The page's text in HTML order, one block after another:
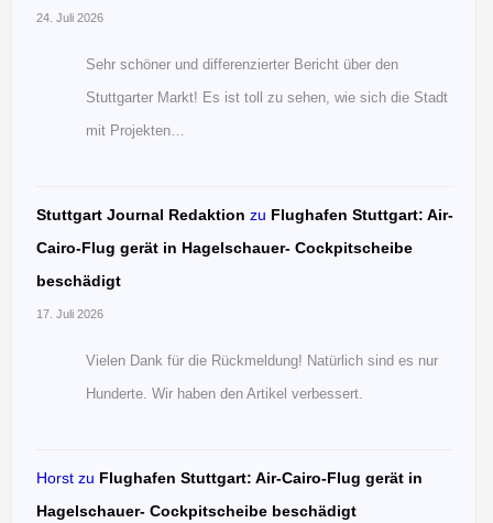
24. Juli 2026
Sehr schöner und differenzierter Bericht über den
Stuttgarter Markt! Es ist toll zu sehen, wie sich die Stadt
mit Projekten…
Stuttgart Journal Redaktion zu Flughafen Stuttgart: Air-
Cairo-Flug gerät in Hagelschauer- Cockpitscheibe
beschädigt
17. Juli 2026
Vielen Dank für die Rückmeldung! Natürlich sind es nur
Hunderte. Wir haben den Artikel verbessert.
Horst zu Flughafen Stuttgart: Air-Cairo-Flug gerät in
Hagelschauer- Cockpitscheibe beschädigt